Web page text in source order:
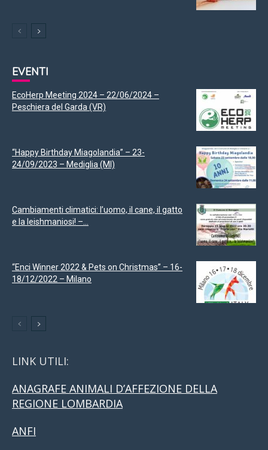
EVENTI
EcoHerp Meeting 2024 – 22/06/2024 –
Peschiera del Garda (VR)
“Happy Birthday Miagolandia” – 23-
24/09/2023 – Mediglia (MI)
Cambiamenti climatici: l’uomo, il cane, il gatto
e la leishmaniosi! –...
“Enci Winner 2022 & Pets on Christmas” – 16-
18/12/2022 – Milano
LINK UTILI:
ANAGRAFE ANIMALI D’AFFEZIONE DELLA
REGIONE LOMBARDIA
ANFI